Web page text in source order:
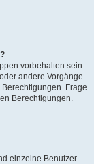
vorbehalten sein.
andere Vorgänge
Frage
Berechtigungen.
einzelne Benutzer